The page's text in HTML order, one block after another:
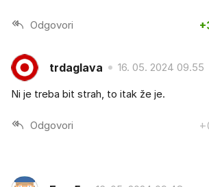
Odgovori
trdaglava 16. 05. 2024 09.55
Ni je treba bit strah, to itak že je.
Odgovori